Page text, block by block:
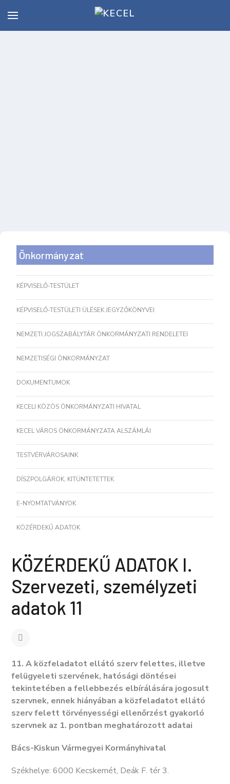
Önkormányzat
KÉPVISELŐ-TESTÜLET
KÉPVISELŐ-TESTÜLETI ÜLÉSEK JEGYZŐKÖNYVEI
NEMZETI JOGSZABÁLYTÁR ÖNKORMÁNYZATI RENDELETEI
NEMZETISÉGI ÖNKORMÁNYZAT
DOKUMENTUMOK
KECELI KÖZÖS ÖNKORMÁNYZATI HIVATAL
KECEL VÁROS ÖNKORMÁNYZATA ALSZÁMLÁI
TESTVÉRVÁROSAINK
DÍSZPOLGÁROK, KITÜNTETETTEK
E-NYOMTATVÁNYOK
KÖZÉRDEKŰ ADATOK
KÖZÉRDEKŰ ADATOK I.
Szervezeti, személyzeti
adatok 11
11. A közfeladatot ellátó szerv felettes, illetve
felügyeleti szervének, hatósági döntései
tekintetében a fellebbezés elbírálására jogosult
szervnek, ennek hiányában a közfeladatot ellátó
szerv felett törvényességi ellenőrzést gyakorló
szervnek az 1. pontban meghatározott adatai
Bács-Kiskun Vármegyei Kormányhivatal
Székhelye: 6000 Kecskemét, Deák F. tér 3.